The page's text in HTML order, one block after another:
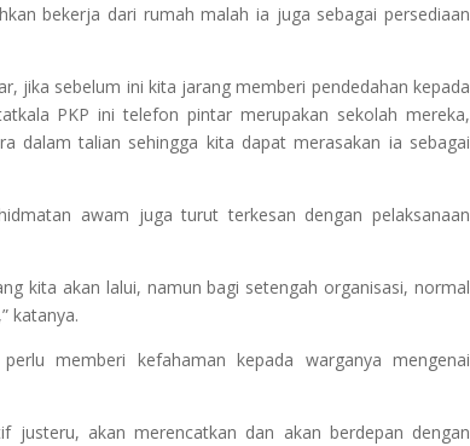
bekerja dari rumah malah ia juga sebagai persediaan
jika sebelum ini kita jarang memberi pendedahan kepada
PKP ini telefon pintar merupakan sekolah mereka,
dalam talian sehingga kita dapat merasakan ia sebagai
awam juga turut terkesan dengan pelaksanaan
kita akan lalui, namun bagi setengah organisasi, normal
katanya.
memberi kefahaman kepada warganya mengenai
justeru, akan merencatkan dan akan berdepan dengan